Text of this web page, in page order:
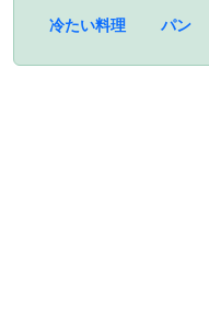
冷たい料理 パン